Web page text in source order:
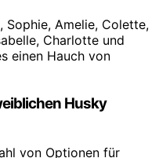
Sophie, Amelie, Colette,
Charlotte und
einen Hauch von
Husky
von Optionen für